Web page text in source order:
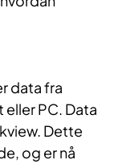
data fra
PC. Data
Dette
og er nå